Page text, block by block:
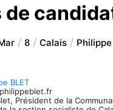
de
8 Calais Philippe
BLET
Président de la